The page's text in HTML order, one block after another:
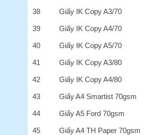
38 Giấy IK Copy A3/70
39 Giấy IK Copy A4/70
40 Giấy IK Copy A5/70
41 Giấy IK Copy A3/80
42 Giấy IK Copy A4/80
43 Giấy A4 Smartist 70gsm
44 Giấy A5 Ford 70gsm
45 Giấy A4 TH Paper 70gsm